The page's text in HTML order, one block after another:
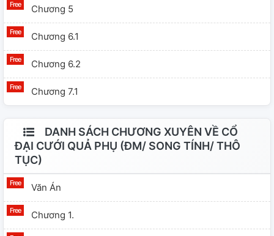
Chương 5
Chương 6.1
Chương 6.2
Chương 7.1
DANH SÁCH CHƯƠNG XUYÊN VỀ CỔ
ĐẠI CƯỚI QUẢ PHỤ (ĐM/ SONG TÍNH/ THÔ
TỤC)
Văn Án
Chương 1.